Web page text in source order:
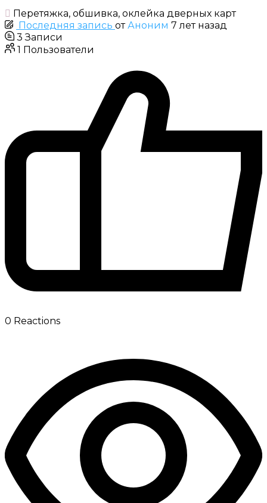
Перетяжка, обшивка, оклейка дверных карт
Последняя запись от Аноним 7 лет назад
3Записи
1 Пользователи
0 Reactions